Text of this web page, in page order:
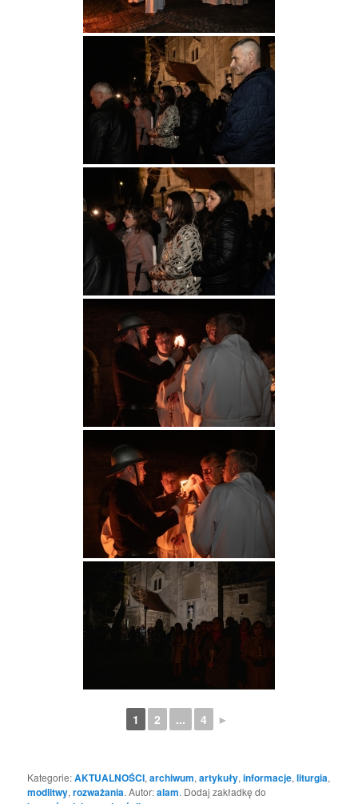
1 2 ... 4 ►
Kategorie:AKTUALNOŚCI,archiwum,artykuły,informacje,liturgia,
modlitwy,rozważania. Autor:alam. Dodaj zakładkę do